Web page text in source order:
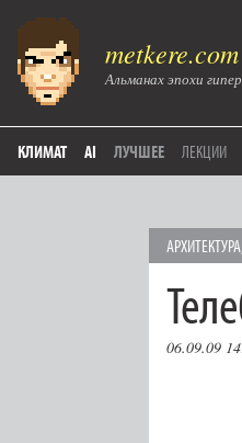
metkere.com
Альманах эпохи
КЛИМАТ AI ЛУЧШЕЕ ЛЕКЦИИ
АРХИТЕКТУРА
06.09.09